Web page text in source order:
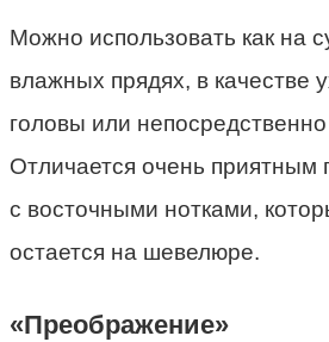
Можно использовать как на
влажных прядях, в качестве
головы или
Отличается очень
с восточными нотками,
остается на шевелюре.
«Преображение»